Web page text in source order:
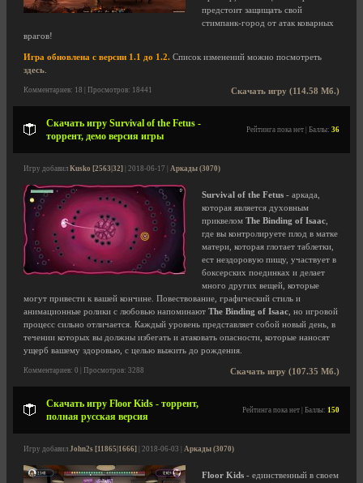
предстоит защищать свой
стимпанк-город от атак коварных
врагов!
Игра обновлена с версии 1.1 до 1.2. Список изменений можно посмотреть
здесь
Скачать игру (114.58 Мб.)
Комментариев: 18 | Просмотров: 18441
Скачать игру Survival of the Fetus -
торрент, демо версия игры
Рейтинга пока нет | Баллы: 36
Игру добавил Kusko [2563|32] | 2018-06-17 | Аркады (3070)
Survival of the Fetus - аркада,
которая является духовным
приквелом The Binding of Isaac
где вы контролируете плод в матке
матери, которая глотает таблетки,
ест нездоровую пищу, участвует в
боксерских поединках и делает
много других вещей, которые
могут привести к вашей кончине. Повествование, графический стиль и
анимационные ролики с любовью напоминают The Binding of Isaac , но игровой
процесс сильно отличается. Каждый уровень представляет собой новый день, в
течении которых вы должны избегать и атаковать опасности, которые наносят
ущерб вашему здоровью, с целью выжить до рождения.
Скачать игру (107.35 Мб.)
Комментариев: 0 | Просмотров: 3288
Скачать игру Floor Kids - торрент,
полная русская версия
Рейтинга пока нет | Баллы: 150
Игру добавил John2s [11865|1666] | 2018-06-03 | Аркады (3070)
Floor Kids - единственный в своем